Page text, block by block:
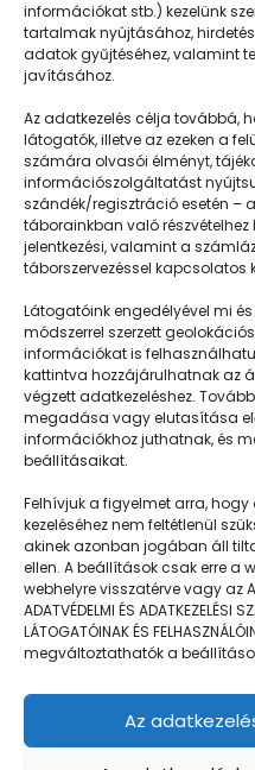
információkat stb.) kezelünk
tartalmak nyújtásához,
adatok gyűjtéséhez, valamint
javításához.
Az adatkezelés célja továbbá,
látogatók, illetve az ezeken a
számára olvasói élményt,
információszolgáltatást
szándék/regisztráció esetén –
táborainkban való
jelentkezési, valamint a
táborszervezéssel kapcsolatos
Látogatóink engedélyével mi
módszerrel szerzett
információkat is
kattintva hozzájárulhatnak az
végzett adatkezeléshez.
megadása vagy elutasítása
információkhoz juthatnak, és
beállításaikat.
Felhívjuk a figyelmet arra,
kezeléséhez nem feltétlenül
akinek azonban jogában áll
ellen. A beállítások csak erre a
webhelyre visszatérve vagy az
ADATVÉDELMI ÉS ADATKEZELÉSI
LÁTOGATÓINAK ÉS
megváltoztathatók a
Az
A mezítlábas
Kedvenc nyári
lecsó nélkül.
zöldségeseknél
láthatjuk…
Navigáció
Táboringer
Egyveleg